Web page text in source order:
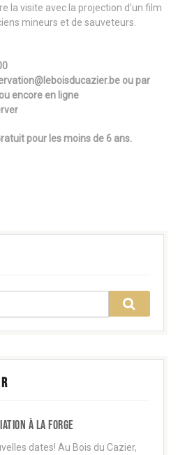
la visite avec la projection d’un film
mineurs et de sauveteurs.
ou par
encore en ligne
pour les moins de 6 ans.
à la forge
dates! Au Bois du Cazier,